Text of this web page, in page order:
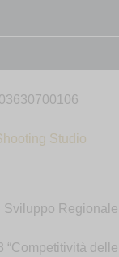
Studio
Sviluppo Regionale
“Competitività delle